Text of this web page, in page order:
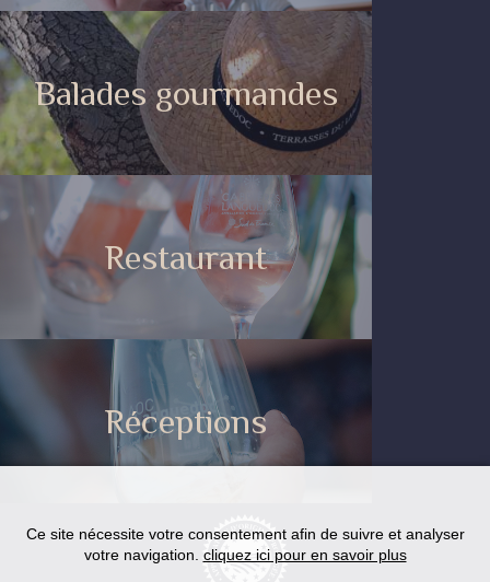
Balades gourmandes
Restaurant
Réceptions
Ce site nécessite votre consentement afin de suivre et analyser
votre navigation. cliquez ici pour en savoir plus